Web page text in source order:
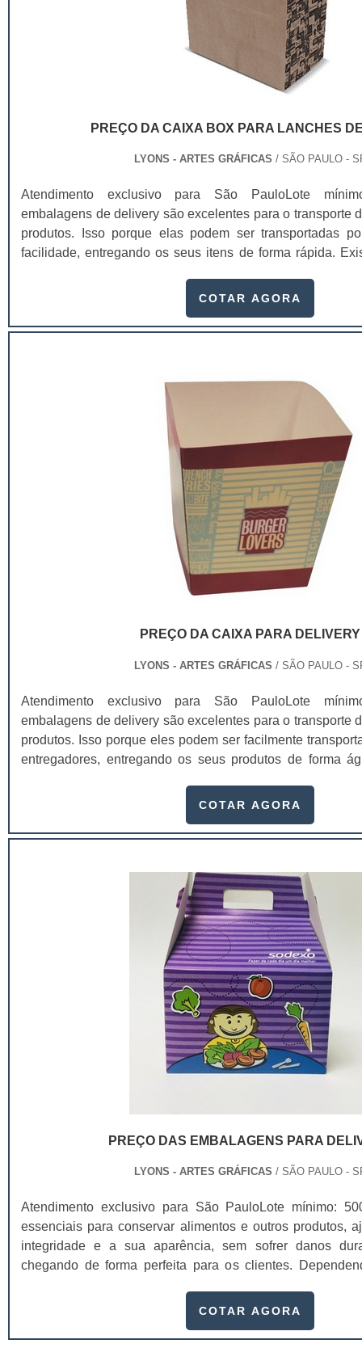
PREÇO DA CAIXA BOX PARA LANCHES
LYONS - ARTES GRÁFICAS / SÃO PAULO -
Atendimento exclusivo para São PauloLote
embalagens de delivery são excelentes para o transporte
produtos. Isso porque elas podem ser transportadas
facilidade, entregando os seus itens de forma rápida.
lanches delivery pode variar.Essas embalagens são
COTAR AGORA
PREÇO DA CAIXA PARA DELIVERY
LYONS - ARTES GRÁFICAS / SÃO PAULO -
Atendimento exclusivo para São PauloLote
embalagens de delivery são excelentes para o transporte
produtos. Isso porque eles podem ser facilmente
entregadores, entregando os seus produtos de forma
pesquise o preço da caixa para delivery e veja qual é a
COTAR AGORA
PREÇO DAS EMBALAGENS PARA
LYONS - ARTES GRÁFICAS / SÃO PAULO -
Atendimento exclusivo para São PauloLote mínimo:
essenciais para conservar alimentos e outros produtos,
integridade e a sua aparência, sem sofrer danos
chegando de forma perfeita para os clientes.
por vários setores, como alimentício, industrial,
COTAR AGORA